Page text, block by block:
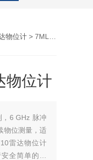
物位计 > 7ML5422-0AA10西门子雷达物位计
物位计
6 GHz 脉冲
物位测量，适
雷达物位计
全简单的编